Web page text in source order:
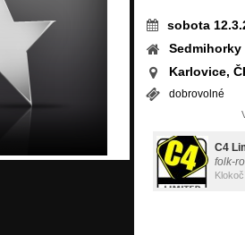
sobota
Sedmihorky
Karlovice,
dobrovolné
C4
folk-